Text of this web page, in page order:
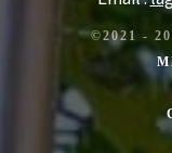
©2021 -